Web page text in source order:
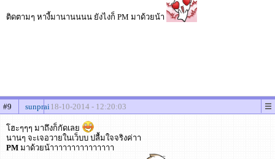
ติดตามๆ หางี้มานานนนน ยังไงก็ PM มาด้วยน้า
#9 sunprai18-10-2014 - 12:20:03
โฮะๆๆๆ มาถึงก็กัดเลย
นานๆ จะเจอวายในเว็บบ ปลื้มใจจริงค่าา
PM มาด้วยน้าาาาาาาาาาาาาาา